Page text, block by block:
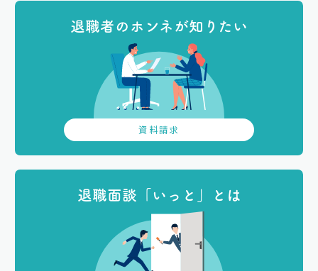
退職者のホンネが知りたい
資料請求
退職面談「いっと」とは